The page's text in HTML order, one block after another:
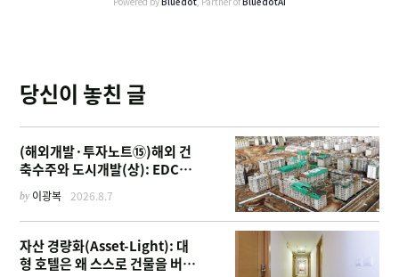
당신이 놓친 글
(해외개발·투자노트⑮)해외 건
축수주와 도시개발(상): EDCF
부터 계열사 진출 위한 복합시설
까지
by 이광복 2026.8.7
자산 경량화(Asset-Light): 대
형 호텔은 왜 스스로 건물을 버리